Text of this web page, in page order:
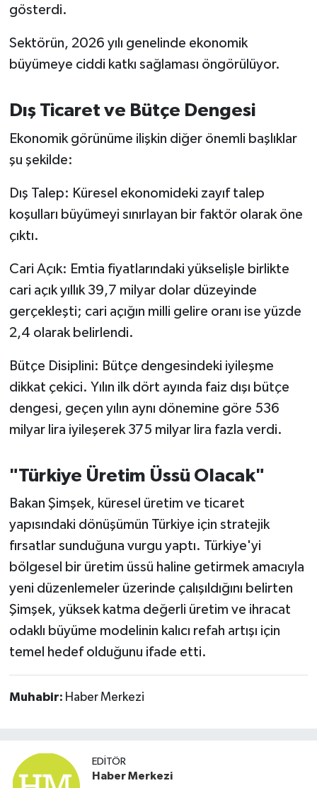
gösterdi.
Sektörün, 2026 yılı genelinde ekonomik
büyümeye ciddi katkı sağlaması öngörülüyor.
Dış Ticaret ve Bütçe Dengesi
Ekonomik görünüme ilişkin diğer önemli başlıklar
şu şekilde:
Dış Talep: Küresel ekonomideki zayıf talep
koşulları büyümeyi sınırlayan bir faktör olarak öne
çıktı.
Cari Açık: Emtia fiyatlarındaki yükselişle birlikte
cari açık yıllık 39,7 milyar dolar düzeyinde
gerçekleşti; cari açığın milli gelire oranı ise yüzde
2,4 olarak belirlendi.
Bütçe Disiplini: Bütçe dengesindeki iyileşme
dikkat çekici. Yılın ilk dört ayında faiz dışı bütçe
dengesi, geçen yılın aynı dönemine göre 536
milyar lira iyileşerek 375 milyar lira fazla verdi.
"Türkiye Üretim Üssü Olacak"
Bakan Şimşek, küresel üretim ve ticaret
yapısındaki dönüşümün Türkiye için stratejik
fırsatlar sunduğuna vurgu yaptı. Türkiye'yi
bölgesel bir üretim üssü haline getirmek amacıyla
yeni düzenlemeler üzerinde çalışıldığını belirten
Şimşek, yüksek katma değerli üretim ve ihracat
odaklı büyüme modelinin kalıcı refah artışı için
temel hedef olduğunu ifade etti.
Muhabir: Haber Merkezi
EDITÖR
Haber Merkezi
YAŞAM